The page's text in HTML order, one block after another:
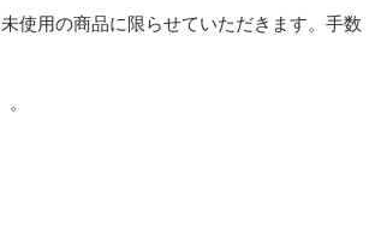
使用の商品に限らせていただきます。手数